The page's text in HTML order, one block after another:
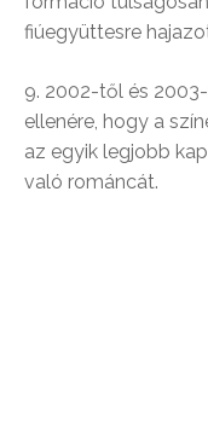
fiúegyüttesre
9. 2002-től és
ellenére, hogy a
az egyik legjobb
való románcát.